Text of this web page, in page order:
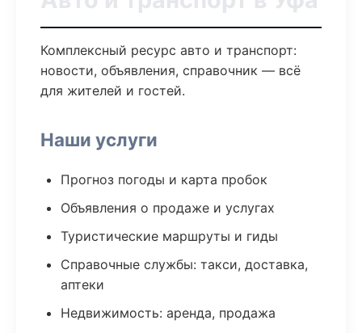
Комплексный ресурс авто и транспорт:
новости, объявления, справочник — всё
для жителей и гостей.
Наши услуги
Прогноз погоды и карта пробок
Объявления о продаже и услугах
Туристические маршруты и гиды
Справочные службы: такси, доставка,
аптеки
Недвижимость: аренда, продажа